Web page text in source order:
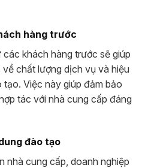
hàng trước
khách hàng trước sẽ giúp
chất lượng dịch vụ và hiệu
Việc này giúp đảm bảo
tác với nhà cung cấp đáng
đào tạo
nhà cung cấp, doanh nghiệp